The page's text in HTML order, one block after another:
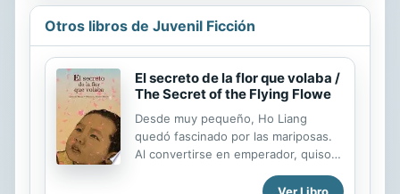
Otros libros de Juvenil Ficción
El secreto de la flor que volaba /
The Secret of the Flying Flowe
Desde muy pequeño, Ho Liang
quedó fascinado por las mariposas.
Al convertirse en emperador, quiso
una de cada rincón de su imperio.
Ver Libro